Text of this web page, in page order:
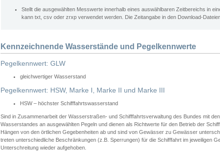
Stellt die ausgewählten Messwerte innerhalb eines auswählbaren Zeitbereichs in
kann txt, csv oder zrxp verwendet werden. Die Zeitangabe in den Download-
Kennzeichnende Wasserstände und Pegelkennwerte
Pegelkennwert: GLW
gleichwertiger Wasserstand
Pegelkennwert: HSW, Marke I, Marke II und Marke III
HSW – höchster Schifffahrtswasserstand
Sind in Zusammenarbeit der Wasserstraßen- und Schifffahrtsverwaltung des Bundes mit
Wasserstandes an ausgewählten Pegeln und dienen als Richtwerte für den Betrieb der
Hängen von den örtlichen Gegebenheiten ab und sind von Gewässer zu Gewässer
treten unterschiedliche Beschränkungen (z.B. Sperrungen) für die Schifffahrt im jeweiligen
Unterschreitung wieder aufgehoben.